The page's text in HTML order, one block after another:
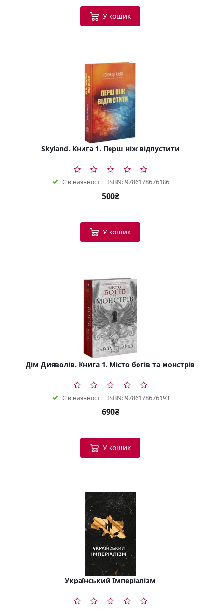
У кошик
Skyland. Книга 1. Перш ніж відпустити
Є в наявності ISBN: 9786178676186
500₴
У кошик
Дім Дияволів. Книга 1. Місто богів та монстрів
Є в наявності ISBN: 9786178676193
690₴
У кошик
Український Імперіалізм